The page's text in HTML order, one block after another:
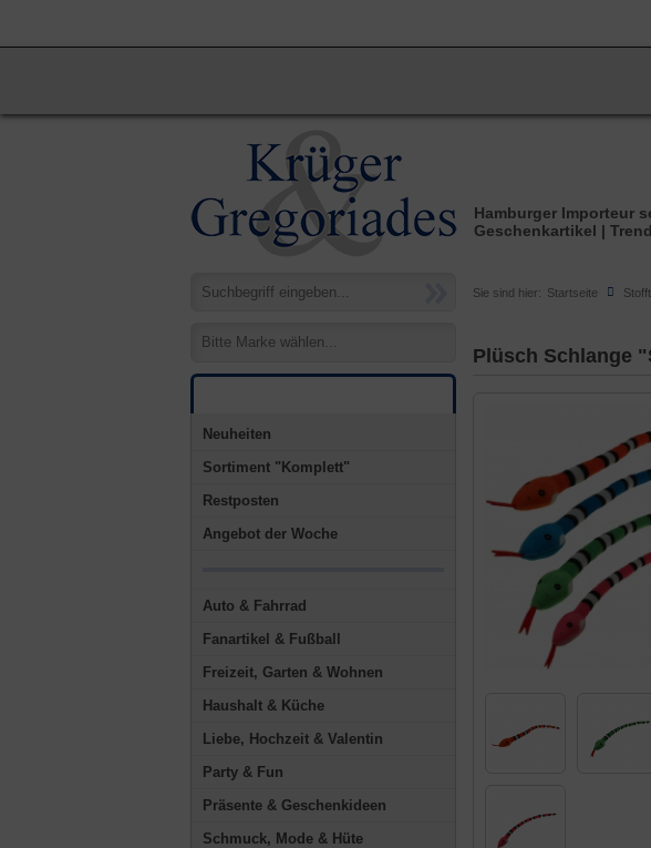
Hamburger Importeur
Geschenkartikel |
Bitte Marke wählen...
Neuheiten
Sortiment "Komplett"
Restposten
Angebot der Woche
Auto & Fahrrad
Fanartikel & Fußball
Freizeit, Garten & Wohnen
Haushalt & Küche
Liebe, Hochzeit & Valentin
Party & Fun
Präsente & Geschenkideen
Schmuck, Mode & Hüte
Sie sind hier: Startseite
Plüsch Schlange